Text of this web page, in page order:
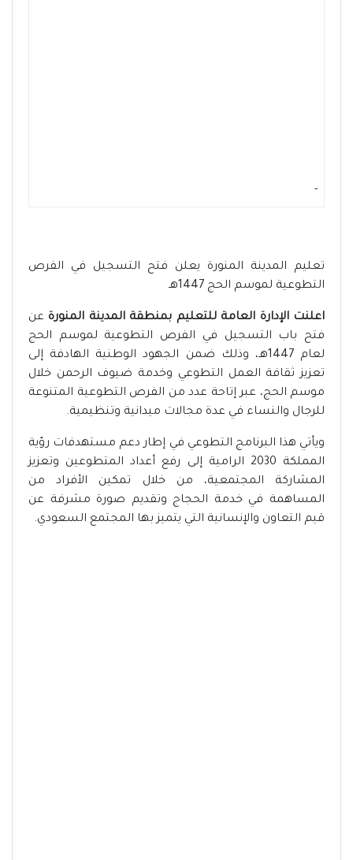
-
تعليم المدينة المنورة يعلن فتح التسجيل في الفرص
التطوعية لموسم الحج 1447هـ
اعلنت الإدارة العامة للتعليم بمنطقة المدينة المنورة عن
فتح باب التسجيل في الفرص التطوعية لموسم الحج
لعام 1447هـ، وذلك ضمن الجهود الوطنية الهادفة إلى
تعزيز ثقافة العمل التطوعي وخدمة ضيوف الرحمن خلال
موسم الحج، عبر إتاحة عدد من الفرص التطوعية المتنوعة
للرجال والنساء في عدة مجالات ميدانية وتنظيمية.
ويأتي هذا البرنامج التطوعي في إطار دعم مستهدفات رؤية
المملكة 2030 الرامية إلى رفع أعداد المتطوعين وتعزيز
المشاركة المجتمعية، من خلال تمكين الأفراد من
المساهمة في خدمة الحجاج وتقديم صورة مشرفة عن
قيم التعاون والإنسانية التي يتميز بها المجتمع السعودي.